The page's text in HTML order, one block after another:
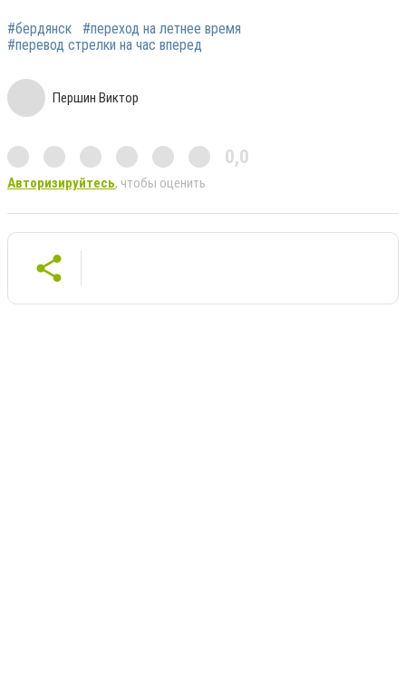
#бердянск
#переход на летнее время
#перевод стрелки на час вперед
Першин Виктор
0,0
Авторизируйтесь, чтобы оценить